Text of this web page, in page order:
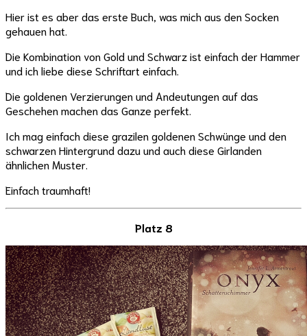
Hier ist es aber das erste Buch, was mich aus den Socken
gehauen hat.
Die Kombination von Gold und Schwarz ist einfach der Hammer
und ich liebe diese Schriftart einfach.
Die goldenen Verzierungen und Andeutungen auf das
Geschehen machen das Ganze perfekt.
Ich mag einfach diese grazilen goldenen Schwünge und den
schwarzen Hintergrund dazu und auch diese Girlanden
ähnlichen Muster.
Einfach traumhaft!
Platz 8